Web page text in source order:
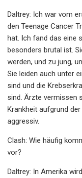
Daltrey: Ich war vom
den Teenage Cancer
hat. Ich fand das eine
besonders brutal ist.
werden, und zu jung,
Sie leiden auch unter
sind und die
sind. Ärzte vermissen
Krankheit aufgrund
aggressiv.
Clash: Wie häufig
vor?
Daltrey: In Amerika